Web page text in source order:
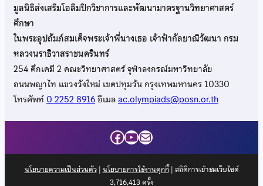
มูลนิธิส่งเสริมโอลิมปิกวิชาการและพัฒนามาตรฐานวิทยาศาสตร์
ศึกษา
ในพระอุปถัมภ์สมเด็จพระเจ้าพี่นางเธอ เจ้าฟ้ากัลยาณิวัฒนา กรม
หลวงนราธิวาสราชนครินทร์
254 ตึกเคมี 2 คณะวิทยาศาสตร์ จุฬาลงกรณ์มหาวิทยาลัย
ถนนพญาไท แขวงวังใหม่ เขตปทุมวัน กรุงเทพมหานคร 10330
โทรศัพท์0 2252 8916อีเมลac.olympiads@posn.or.th
Facebook
YouTube
Mail
นโยบายความเป็นส่วนตัว| นโยบายการใช้งานคุกกี้| สถิติการเข้าชมเว็บไซต์
3,716,413ครั้ง